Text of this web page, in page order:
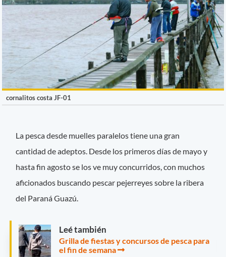
cornalitos costa JF-01
La pesca desde muelles paralelos tiene una gran
cantidad de adeptos. Desde los primeros días de mayo y
hasta fin agosto se los ve muy concurridos, con muchos
aficionados buscando pescar pejerreyes sobre la ribera
del Paraná Guazú.
Leé también
Grilla de fiestas y concursos de pesca para
el fin de semana